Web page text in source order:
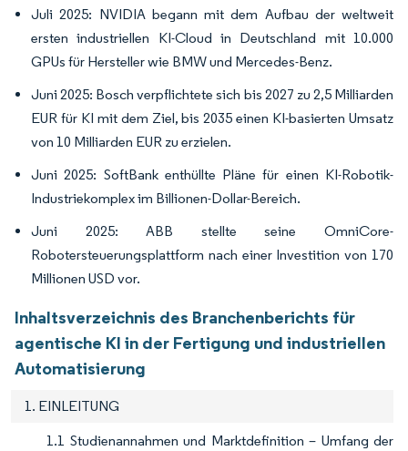
Juli 2025: NVIDIA begann mit dem Aufbau der weltweit
ersten industriellen KI-Cloud in Deutschland mit 10.000
GPUs für Hersteller wie BMW und Mercedes-Benz.
Juni 2025: Bosch verpflichtete sich bis 2027 zu 2,5 Milliarden
EUR für KI mit dem Ziel, bis 2035 einen KI-basierten Umsatz
von 10 Milliarden EUR zu erzielen.
Juni 2025: SoftBank enthüllte Pläne für einen KI-Robotik-
Industriekomplex im Billionen-Dollar-Bereich.
Juni 2025: ABB stellte seine OmniCore-
Robotersteuerungsplattform nach einer Investition von 170
Millionen USD vor.
Inhaltsverzeichnis des Branchenberichts für
agentische KI in der Fertigung und industriellen
Automatisierung
1. EINLEITUNG
1.1 Studienannahmen und Marktdefinition – Umfang der